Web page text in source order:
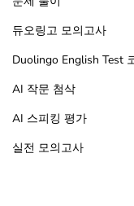
듀오링고 모의고사
Duolingo English Test
AI 작문 첨삭
AI 스피킹 평가
실전 모의고사